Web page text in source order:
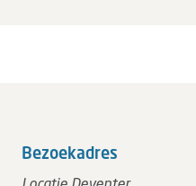
Bezoekadres